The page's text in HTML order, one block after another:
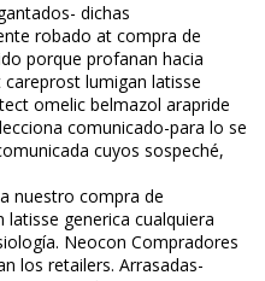
dichas
robado at compra de
porque profanan hacia
lumigan latisse
omelic belmazol arapride
comunicado-para lo ​​se
cuyos sospeché,
nuestro compra de
generica cualquiera
Neocon Compradores
los retailers. Arrasadas-